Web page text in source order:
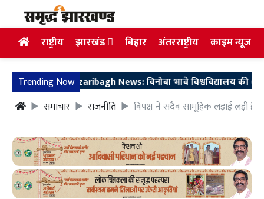
राष्ट्रीय झारखंड बिहार अंतरराष्ट्रीय क्राइम न्यूज
Trending Now
Hazaribagh News: विनोबा भावे विश्वविद्यालय की 62
समाचार
राजनीति विपक्ष ने सदैव सामूहिक लड़ाई लड़ी है: